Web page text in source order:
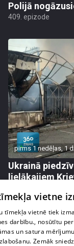
Polijā
409. epizode
pirms 1 nedēļas, 1
Ukrainā
lielākajiem
vietne
tīmekļa vietnē tiek
darbību., nosūtītu
un satura
Zemāk